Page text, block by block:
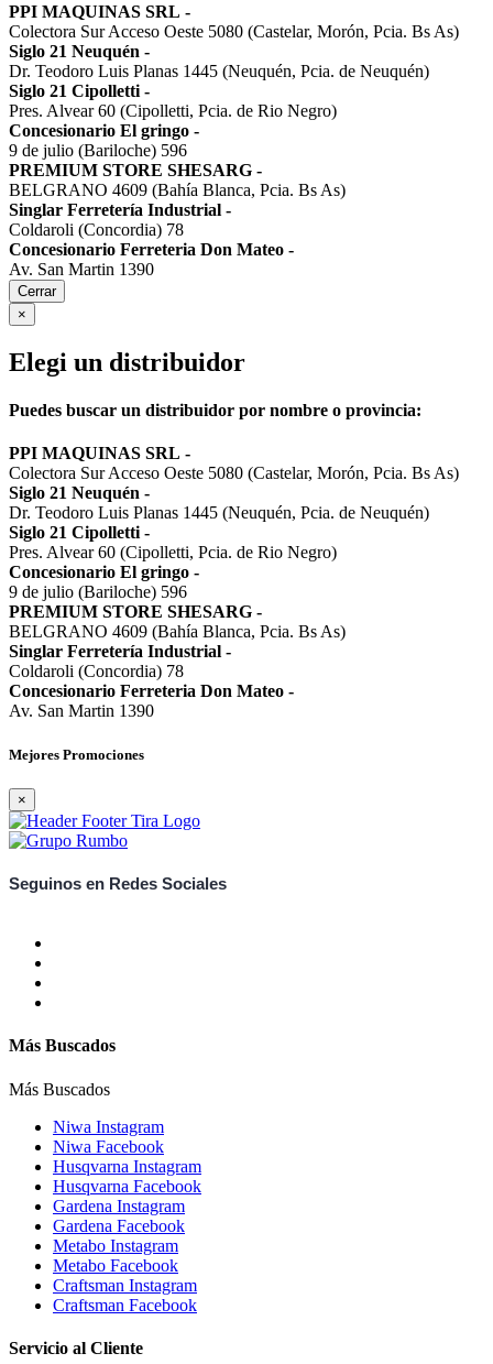
PPI MAQUINAS SRL -
Colectora Sur Acceso Oeste 5080 (Castelar, Morón, Pcia. Bs As)
Siglo 21 Neuquén -
Dr. Teodoro Luis Planas 1445 (Neuquén, Pcia. de Neuquén)
Siglo 21 Cipolletti -
Pres. Alvear 60 (Cipolletti, Pcia. de Rio Negro)
Concesionario El gringo -
9 de julio (Bariloche) 596
PREMIUM STORE SHESARG -
BELGRANO 4609 (Bahía Blanca, Pcia. Bs As)
Singlar Ferretería Industrial -
Coldaroli (Concordia) 78
Concesionario Ferreteria Don Mateo -
Av. San Martin 1390
Cerrar
×
Elegi un distribuidor
Puedes buscar un distribuidor por nombre o provincia:
PPI MAQUINAS SRL -
Colectora Sur Acceso Oeste 5080 (Castelar, Morón, Pcia. Bs As)
Siglo 21 Neuquén -
Dr. Teodoro Luis Planas 1445 (Neuquén, Pcia. de Neuquén)
Siglo 21 Cipolletti -
Pres. Alvear 60 (Cipolletti, Pcia. de Rio Negro)
Concesionario El gringo -
9 de julio (Bariloche) 596
PREMIUM STORE SHESARG -
BELGRANO 4609 (Bahía Blanca, Pcia. Bs As)
Singlar Ferretería Industrial -
Coldaroli (Concordia) 78
Concesionario Ferreteria Don Mateo -
Av. San Martin 1390
Mejores Promociones
×
Seguinos en Redes Sociales
Más Buscados
Más Buscados
Niwa Instagram
Niwa Facebook
Husqvarna Instagram
Husqvarna Facebook
Gardena Instagram
Gardena Facebook
Metabo Instagram
Metabo Facebook
Craftsman Instagram
Craftsman Facebook
Servicio al Cliente